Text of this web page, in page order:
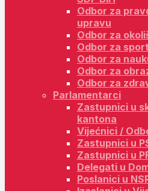
Odbor za
upravu
Odbor za
Odbor za
Odbor za
Odbor za
Odbor za
Parlamentarci
Zastupnici u
kantona
Vijećnici /
Zastupnici u
Zastupnici u
Delegati u
Poslanici u